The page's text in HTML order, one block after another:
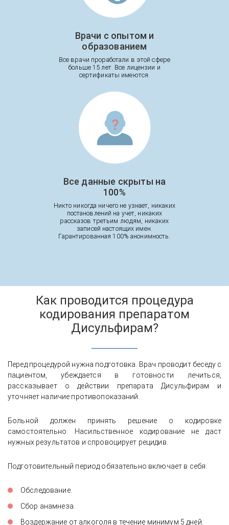
Врачи с опытом и
образованием
Все врачи проработали в этой сфере
больше 15 лет. Все лицензии и
сертификаты имеются.
Все данные скрыты на
100%
Никто никогда ничего не узнает, никаких
постановлений на учет, никаких
рассказов третьим людям, никаких
записей настоящих имен.
Гарантированная 100% анонимность.
Как проводится процедура
кодирования препаратом
Дисульфирам?
Перед процедурой нужна подготовка. Врач проводит беседу с
пациентом, убеждается в готовности лечиться,
рассказывает о действии препарата Дисульфирам и
уточняет наличие противопоказаний.
Больной должен принять решение о кодировке
самостоятельно. Насильственное кодирование не даст
нужных результатов и спровоцирует рецидив.
Подготовительный период обязательно включает в себя:
Обследование.
Сбор анамнеза.
Воздержание от алкоголя в течение минимум 5 дней.